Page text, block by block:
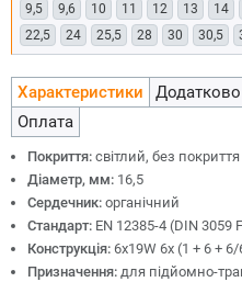
9,5
9,6 10 11 12 13 14
22,5
24 25,5 28 30 30,5
Характеристики Додатково
Оплата
Покриття: світлий, без
Діаметр, мм: 16,5
Сердечник: органічний
Стандарт: EN 12385-4 (DIN 3059
Конструкція: 6х19W 6x (1 + 6 + 6/
Призначення: для підйомно-